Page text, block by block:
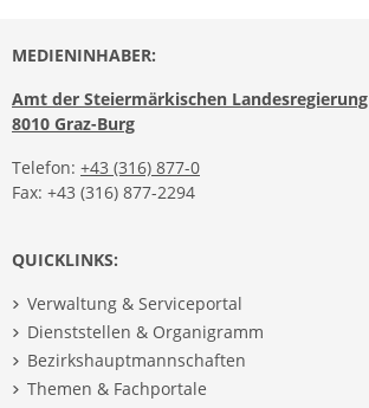
MEDIENINHABER:
Amt der Steiermärkischen Landesregierung
8010 Graz-Burg
Telefon: +43 (316) 877-0
Fax: +43 (316) 877-2294
QUICKLINKS:
Verwaltung & Serviceportal
Dienststellen & Organigramm
Bezirkshauptmannschaften
Themen & Fachportale